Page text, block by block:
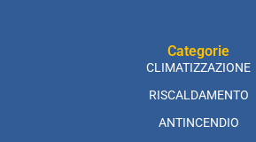
Categorie
CLIMATIZZAZIONE
RISCALDAMENTO
ANTINCENDIO